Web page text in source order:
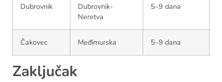
Dubrovnik
Dubrovnik-
Neretva
5–9 dana
Čakovec Međimurska 5–9 dana
Zaključak